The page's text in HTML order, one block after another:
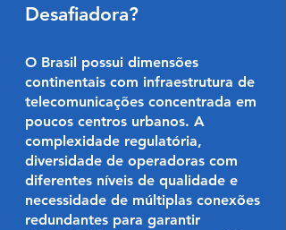
Desafiadora?
O Brasil possui dimensões
continentais com infraestrutura de
telecomunicações concentrada em
poucos centros urbanos. A
complexidade regulatória,
diversidade de operadoras com
diferentes níveis de qualidade e
necessidade de múltiplas conexões
redundantes para garantir